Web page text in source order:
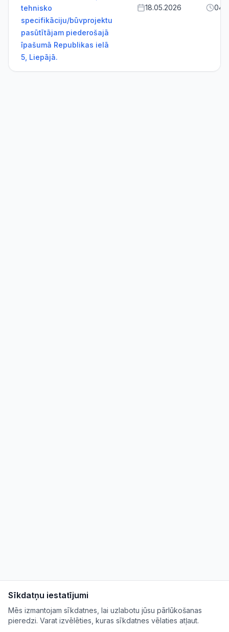
tehnisko
specifikāciju/būvprojektu
pasūtītājam piederošajā
īpašumā Republikas ielā
5, Liepājā.
18.05.2026
Sīkdatņu iestatījumi
Mēs izmantojam sīkdatnes, lai uzlabotu jūsu pārlūkošanas
pieredzi. Varat izvēlēties, kuras sīkdatnes vēlaties atļaut.